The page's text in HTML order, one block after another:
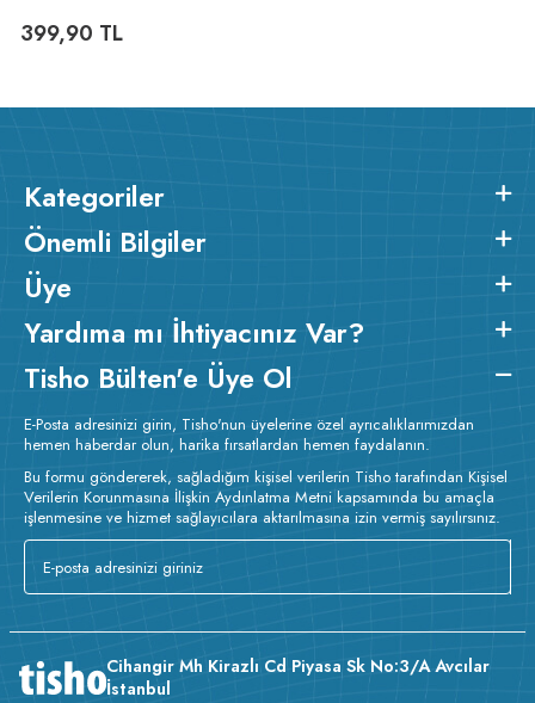
399,90 TL
Kategoriler
Önemli Bilgiler
Üye
Yardıma mı İhtiyacınız Var?
Tisho Bülten'e Üye Ol
E-Posta adresinizi girin, Tisho'nun üyelerine özel ayrıcalıklarımızdan
hemen haberdar olun, harika fırsatlardan hemen faydalanın.
Bu formu göndererek, sağladığım kişisel verilerin Tisho tarafından Kişisel
Verilerin Korunmasına İlişkin Aydınlatma Metni kapsamında bu amaçla
işlenmesine ve hizmet sağlayıcılara aktarılmasına izin vermiş sayılırsınız.
Cihangir Mh Kirazlı Cd Piyasa Sk No:3/A Avcılar
İstanbul